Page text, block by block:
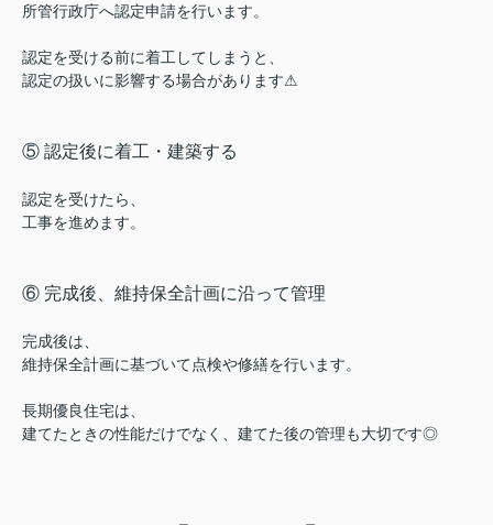
所管行政庁へ認定申請を行います。
認定を受ける前に着工してしまうと、
認定の扱いに影響する場合があります⚠︎
⑤ 認定後に着工・建築する
認定を受けたら、
工事を進めます。
⑥ 完成後、維持保全計画に沿って管理
完成後は、
維持保全計画に基づいて点検や修繕を行います。
長期優良住宅は、
建てたときの性能だけでなく、 建てた後の管理も大切です◎